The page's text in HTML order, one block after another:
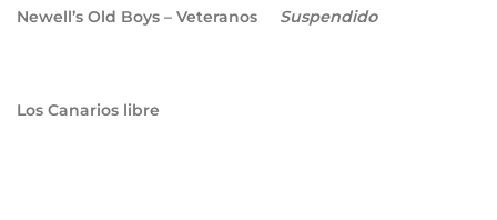
Newell’s Old Boys – Veteranos Suspendido
Los Canarios libre